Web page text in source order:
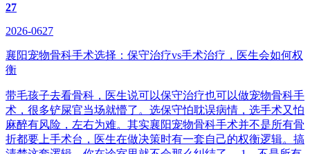
27
2026-0627
襄阳宠物骨科手术选择：保守治疗vs手术治疗，医生会如何权
衡
带毛孩子去看骨科，医生说可以保守治疗也可以做宠物骨科手
术，很多铲屎官当场就懵了。选保守怕耽误病情，选手术又怕
麻醉有风险，左右为难。其实襄阳宠物骨科手术并不是所有骨
折都要上手术台，医生在做决策时有一套自己的权衡逻辑。搞